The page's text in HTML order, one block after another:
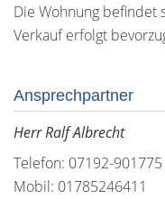
Die Wohnung befindet
Verkauf erfolgt
Ansprechpartner
Herr Ralf Albrecht
Telefon: 07192-901775
Mobil: 01785246411